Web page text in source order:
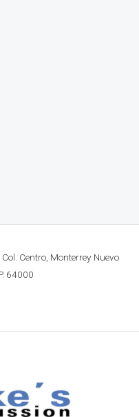
Centro, Monterrey Nuevo
64000